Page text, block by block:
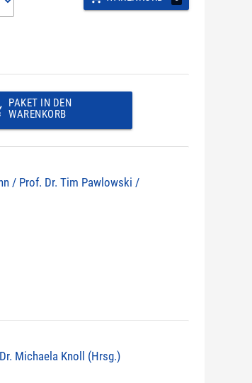
PAKET IN DEN
WARENKORB
/ Prof. Dr. Tim Pawlowski /
Michaela Knoll (Hrsg.)